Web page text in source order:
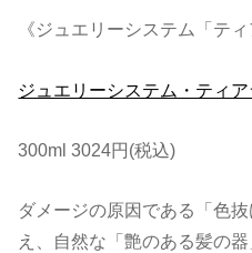
《ジュエリーシステム「テ
ジュエリーシステム・ティ
300ml 3024円(税込)
ダメージの原因である「色
え、自然な「艶のある髪の器